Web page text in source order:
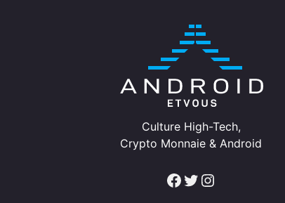
Culture High-Tech,
Crypto Monnaie & Android
Facebook Twitter Instagram